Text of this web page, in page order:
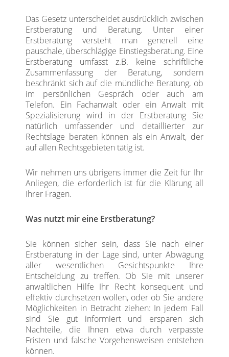
Das Gesetz unterscheidet ausdrücklich zwischen
Erstberatung und Beratung. Unter einer
Erstberatung versteht man generell eine
pauschale, überschlägige Einstiegsberatung. Eine
Erstberatung umfasst z.B. keine schriftliche
Zusammenfassung der Beratung, sondern
beschränkt sich auf die mündliche Beratung, ob
im persönlichen Gespräch oder auch am
Telefon. Ein Fachanwalt oder ein Anwalt mit
Spezialisierung wird in der Erstberatung Sie
natürlich umfassender und detaillierter zur
Rechtslage beraten können als ein Anwalt, der
auf allen Rechtsgebieten tätig ist.
Wir nehmen uns übrigens immer die Zeit für Ihr
Anliegen, die erforderlich ist für die Klärung all
Ihrer Fragen.
Was nutzt mir eine Erstberatung?
Sie können sicher sein, dass Sie nach einer
Erstberatung in der Lage sind, unter Abwägung
aller wesentlichen Gesichtspunkte Ihre
Entscheidung zu treffen. Ob Sie mit unserer
anwaltlichen Hilfe Ihr Recht konsequent und
effektiv durchsetzen wollen, oder ob Sie andere
Möglichkeiten in Betracht ziehen: In jedem Fall
sind Sie gut informiert und ersparen sich
Nachteile, die Ihnen etwa durch verpasste
Fristen und falsche Vorgehensweisen entstehen
können.